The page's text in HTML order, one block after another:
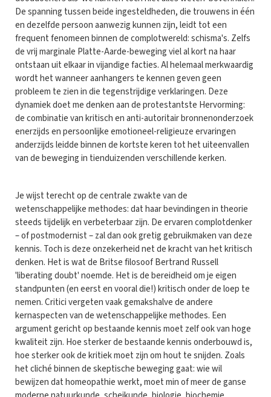
De spanning tussen beide ingesteldheden, die trouwens in één
en dezelfde persoon aanwezig kunnen zijn, leidt tot een
frequent fenomeen binnen de complotwereld: schisma's. Zelfs
de vrij marginale Platte-Aarde-beweging viel al kort na haar
ontstaan uit elkaar in vijandige facties. Al helemaal merkwaardig
wordt het wanneer aanhangers te kennen geven geen
probleem te zien in die tegenstrijdige verklaringen. Deze
dynamiek doet me denken aan de protestantste Hervorming:
de combinatie van kritisch en anti-autoritair bronnenonderzoek
enerzijds en persoonlijke emotioneel-religieuze ervaringen
anderzijds leidde binnen de kortste keren tot het uiteenvallen
van de beweging in tienduizenden verschillende kerken.
Je wijst terecht op de centrale zwakte van de
wetenschappelijke methodes: dat haar bevindingen in theorie
steeds tijdelijk en verbeterbaar zijn. De ervaren complotdenker
– of postmodernist – zal dan ook gretig gebruikmaken van deze
kennis. Toch is deze onzekerheid net de kracht van het kritisch
denken. Het is wat de Britse filosoof Bertrand Russell
'liberating doubt' noemde. Het is de bereidheid om je eigen
standpunten (en eerst en vooral die!) kritisch onder de loep te
nemen. Critici vergeten vaak gemakshalve de andere
kernaspecten van de wetenschappelijke methodes. Een
argument gericht op bestaande kennis moet zelf ook van hoge
kwaliteit zijn. Hoe sterker de bestaande kennis onderbouwd is,
hoe sterker ook de kritiek moet zijn om hout te snijden. Zoals
het cliché binnen de skeptische beweging gaat: wie wil
bewijzen dat homeopathie werkt, moet min of meer de ganse